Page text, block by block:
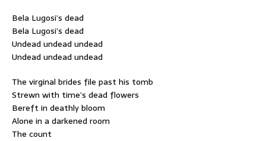
Bela Lugosi’s dead
Bela Lugosi’s dead
Undead undead undead
Undead undead undead
The virginal brides file past his tomb
Strewn with time’s dead flowers
Bereft in deathly bloom
Alone in a darkened room
The count